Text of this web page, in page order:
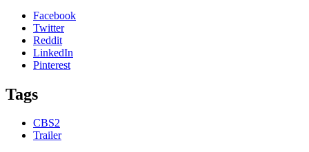
Facebook
Twitter
Reddit
LinkedIn
Pinterest
Tags
CBS2
Trailer